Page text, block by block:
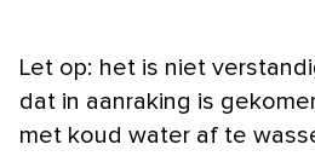
Let op: het is niet
dat in aanraking is
met koud water af te